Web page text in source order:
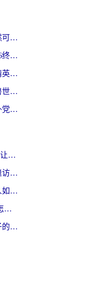
身在国外可以玩王者吗？当然可以，但你需要这份“加速”指南
海外游戏加速器哪个好？2026终极指南帮你畅玩国服+解决卡顿难题
身在海外，如何找回《反恐精英：全球攻势》国服的丝滑手感？一份给你的终极指南
从纽约到暴风城：美国玩魔兽世界，如何找到你的最佳网络航线
日本怎么玩奥拉星不卡？海外党国服游戏加速器选择全攻略
Openwrt 回国：在海外，如何让家的网络触手可及
香港翻墙回内地：海外党无缝访问国内资源的加速器选择全攻略
迅游和回国好用吗？海外华人如何选择靠谱的回国加速器
海外党必看：Clash回国机场怎么选？一篇搞定无缝访问国内资源的全攻略
穿梭和松果哪个好？海外游子的数字归乡路，到底该怎么选